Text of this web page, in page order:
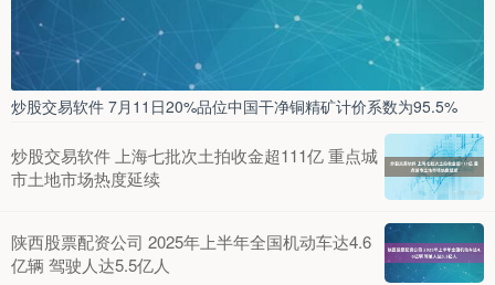
炒股交易软件 7月11日20%品位中国干净铜精矿计价系数为95.5%
炒股交易软件 上海七批次土拍收金超111亿 重点城
市土地市场热度延续
陕西股票配资公司 2025年上半年全国机动车达4.6
亿辆 驾驶人达5.5亿人